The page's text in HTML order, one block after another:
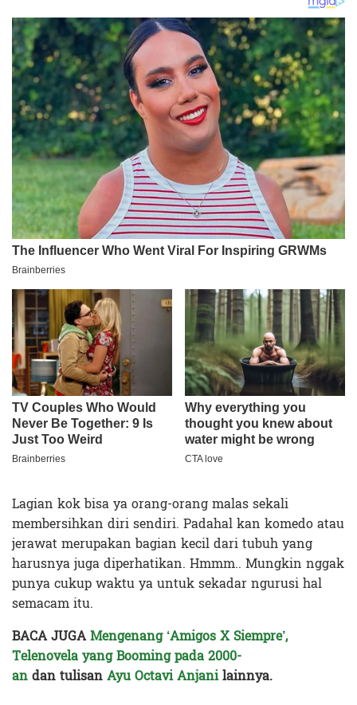
Lagian kok bisa ya orang-orang malas sekali
membersihkan diri sendiri. Padahal kan komedo atau
jerawat merupakan bagian kecil dari tubuh yang
harusnya juga diperhatikan. Hmmm.. Mungkin nggak
punya cukup waktu ya untuk sekadar ngurusi hal
semacam itu.
BACA JUGAMengenang ‘Amigos X Siempre’,
Telenovela yang Booming pada 2000-
andantulisanAyu Octavi Anjanilainnya.